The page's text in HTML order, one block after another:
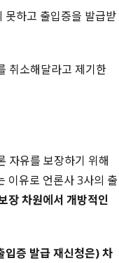
못하고 출입증을 발급받
취소해달라고 제기한
자유를 보장하기 위해
이유로 언론사 3사의 출
장 차원에서 개방적인
입증 발급 재신청은) 차